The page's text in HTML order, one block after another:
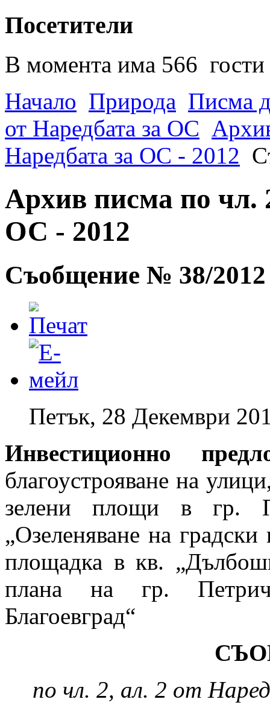
Посетители
В момента има 566 гости
Начало Природа Писма
от Наредбата за ОС
Наредбата за ОС - 2012
Архив писма по чл.
ОС - 2012
Съобщение № 38/2012
Петък, 28 Декември
Инвестиционно
благоустрояване на
зелени площи в гр.
„Озеленяване на
площадка в кв.
плана на гр.
Благоевград“
по чл. 2, ал. 2 от